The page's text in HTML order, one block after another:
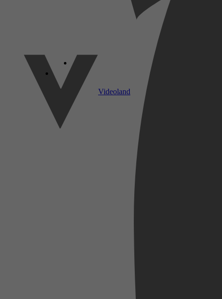
Videoland